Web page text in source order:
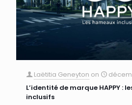
Laëtitia Geneyton on
L’identité de marque HAPPY :
inclusifs